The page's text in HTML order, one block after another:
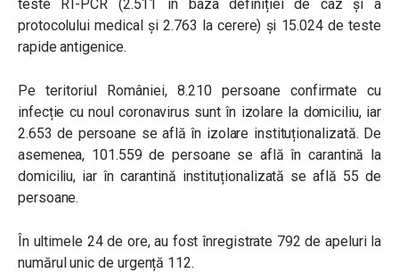
teste RT-PCR (2.511 în baza definiției de caz și a
protocolului medical și 2.763 la cerere) și 15.024 de teste
rapide antigenice.
Pe teritoriul României, 8.210 persoane confirmate cu
infecție cu noul coronavirus sunt în izolare la domiciliu, iar
2.653 de persoane se află în izolare instituționalizată. De
asemenea, 101.559 de persoane se află în carantină la
domiciliu, iar în carantină instituționalizată se află 55 de
persoane.
În ultimele 24 de ore, au fost înregistrate 792 de apeluri la
numărul unic de urgență 112.